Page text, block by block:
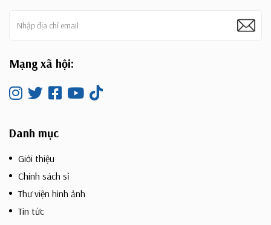
Mạng xã hội:
Danh mục
Giới thiệu
Chính sách sỉ
Thư viện hình ảnh
Tin tức